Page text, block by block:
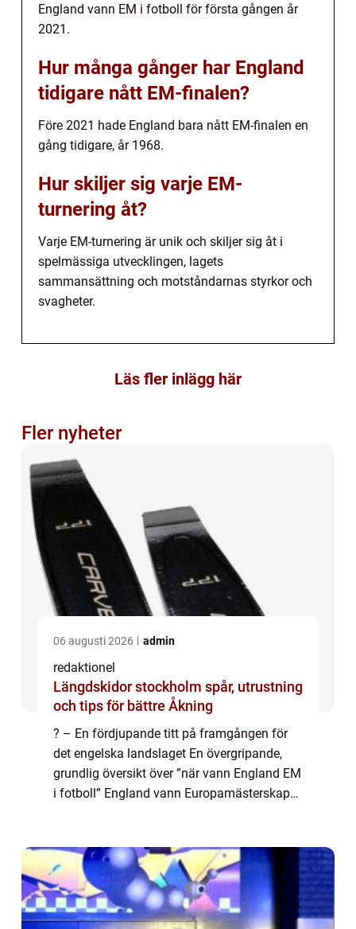
England vann EM i fotboll för första gången år
2021.
Hur många gånger har England
tidigare nått EM-finalen?
Före 2021 hade England bara nått EM-finalen en
gång tidigare, år 1968.
Hur skiljer sig varje EM-
turnering åt?
Varje EM-turnering är unik och skiljer sig åt i
spelmässiga utvecklingen, lagets
sammansättning och motståndarnas styrkor och
svagheter.
Läs fler inlägg här
Fler nyheter
06 augusti 2026 admin
redaktionel
Längdskidor stockholm spår, utrustning
och tips för bättre Åkning
? – En fördjupande titt på framgången för
det engelska landslaget En övergripande,
grundlig översikt över ”när vann England EM
i fotboll” England vann Europamästerskapet